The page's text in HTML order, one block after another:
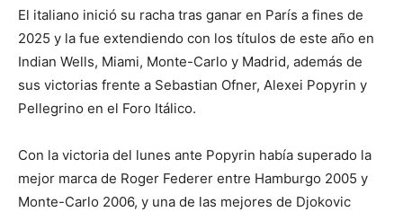
El italiano inició su racha tras ganar en París a fines de
2025 y la fue extendiendo con los títulos de este año en
Indian Wells, Miami, Monte-Carlo y Madrid, además de
sus victorias frente a Sebastian Ofner, Alexei Popyrin y
Pellegrino en el Foro Itálico.
Con la victoria del lunes ante Popyrin había superado la
mejor marca de Roger Federer entre Hamburgo 2005 y
Monte-Carlo 2006, y una de las mejores de Djokovic